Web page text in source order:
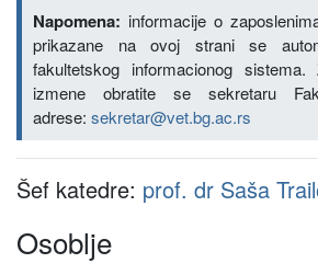
Napomena: informacije o
prikazane na ovoj strani se
fakultetskog informacionog
izmene obratite se sekretaru
adrese: sekretar@vet.bg.ac.rs
Šef katedre: prof. dr Saša
Osoblje